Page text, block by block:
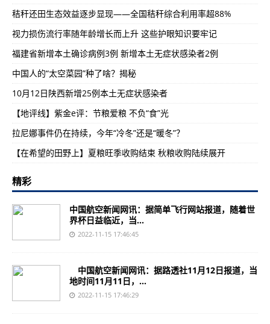
秸秆还田生态效益逐步显现——全国秸秆综合利用率超88%
视力损伤流行率随年龄增长而上升 这些护眼知识要牢记
福建省新增本土确诊病例3例 新增本土无症状感染者2例
中国人的“太空菜园”种了啥？揭秘
10月12日陕西新增25例本土无症状感染者
【地评线】紫金e评：节粮爱粮 不负“食”光
拉尼娜事件仍在持续，今年“冷冬”还是“暖冬”？
【在希望的田野上】夏粮旺季收购结束 秋粮收购陆续展开
精彩
中国航空新闻网讯：据简单飞行网站报道，随着世
界杯日益临近，当...
2022-11-15 17:46:45
中国航空新闻网讯：据路透社11月12日报道，当
地时间11月11日，...
2022-11-15 17:46:29